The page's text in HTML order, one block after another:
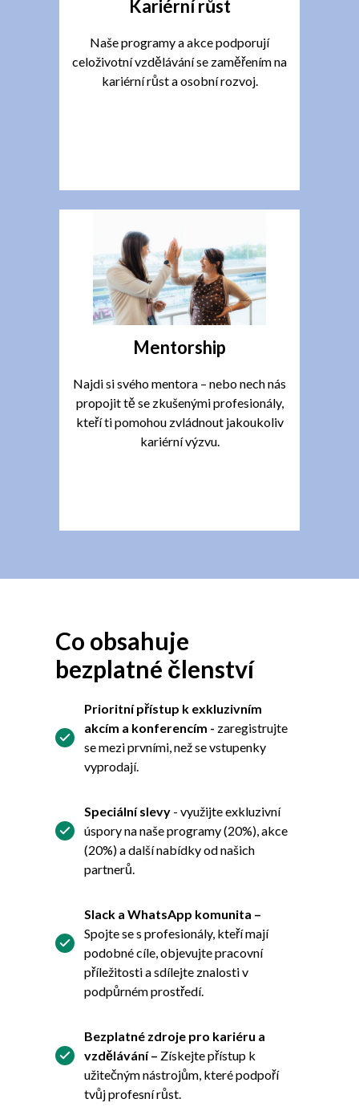
Kariérní růst
Naše programy a akce podporují
celoživotní vzdělávání se zaměřením na
kariérní růst a osobní rozvoj.
Mentorship
Najdi si svého mentora – nebo nech nás
propojit tě se zkušenými profesionály,
kteří ti pomohou zvládnout jakoukoliv
kariérní výzvu.
Co obsahuje
bezplatné členství
Prioritní přístup k exkluzivním
akcím a konferencím - zaregistrujte
se mezi prvními, než se vstupenky
vyprodají.
Speciální slevy - využijte exkluzivní
úspory na naše programy (20%), akce
(20%) a další nabídky od našich
partnerů.
Slack a WhatsApp komunita –
Spojte se s profesionály, kteří mají
podobné cíle, objevujte pracovní
příležitosti a sdílejte znalosti v
podpůrném prostředí.
Bezplatné zdroje pro kariéru a
vzdělávání – Získejte přístup k
užitečným nástrojům, které podpoří
tvůj profesní růst.